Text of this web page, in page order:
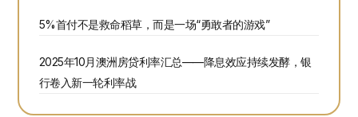
5%首付不是救命稻草，而是一场“勇敢者的游戏”
2025年10月澳洲房贷利率汇总——降息效应持续发酵，银
行卷入新一轮利率战